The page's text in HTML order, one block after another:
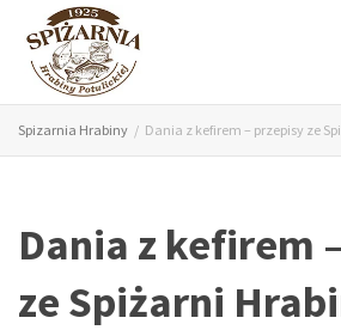
Spizarnia Hrabiny Dania z kefirem – przepisy ze
Dania z kefirem
ze Spiżarni